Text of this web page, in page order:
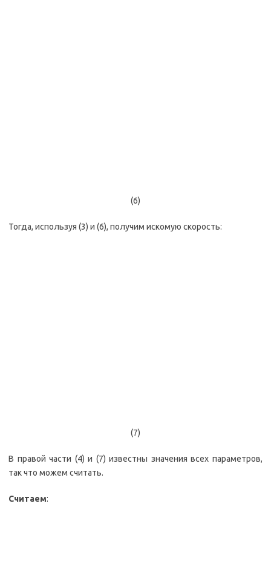
(6)
Тогда, используя (3) и (6), получим искомую скорость:
(7)
В правой части (4) и (7) известны значения всех параметров,
так что можем считать.
Считаем: